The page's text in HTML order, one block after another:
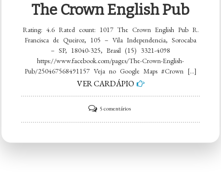
The Crown English Pub
Rating: 4.6 Rated count: 1017 The Crown English Pub R.
Francisca de Queiroz, 105 – Vila Independencia, Sorocaba
– SP, 18040-325, Brasil (15) 3321-4098
https://www.facebook.com/pages/The-Crown-English-
Pub/250467568491157 Veja no Google Maps #Crown […]
VER CARDÁPIO
5 comentáriosem
The